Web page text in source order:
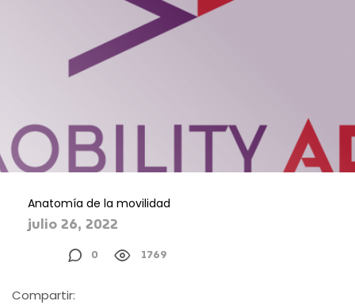
Anatomía de la movilidad
julio 26, 2022
0 1769
Compartir: